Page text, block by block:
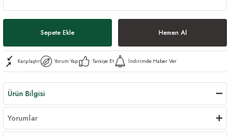
Sepete Ekle Hemen Al
Karşılaştır Yorum Yap Tavsiye Et İndirimde Haber Ver
Ürün Bilgisi
Yorumlar